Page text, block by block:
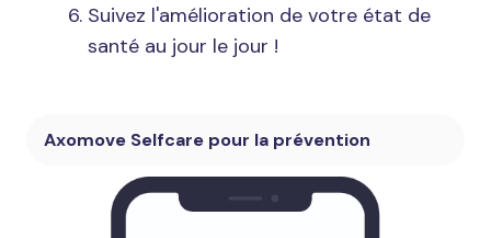
Suivez l'amélioration de votre état de
santé au jour le jour !
Axomove Selfcare pour la prévention